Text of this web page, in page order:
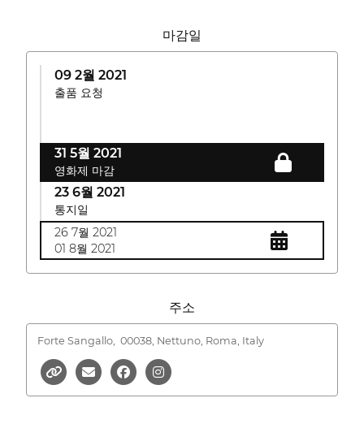
마감일
09 2월 2021
출품 요청
31 5월 2021
영화제 마감
23 6월 2021
통지일
26 7월 2021
01 8월 2021
주소
Forte Sangallo, 00038, Nettuno, Roma, Italy